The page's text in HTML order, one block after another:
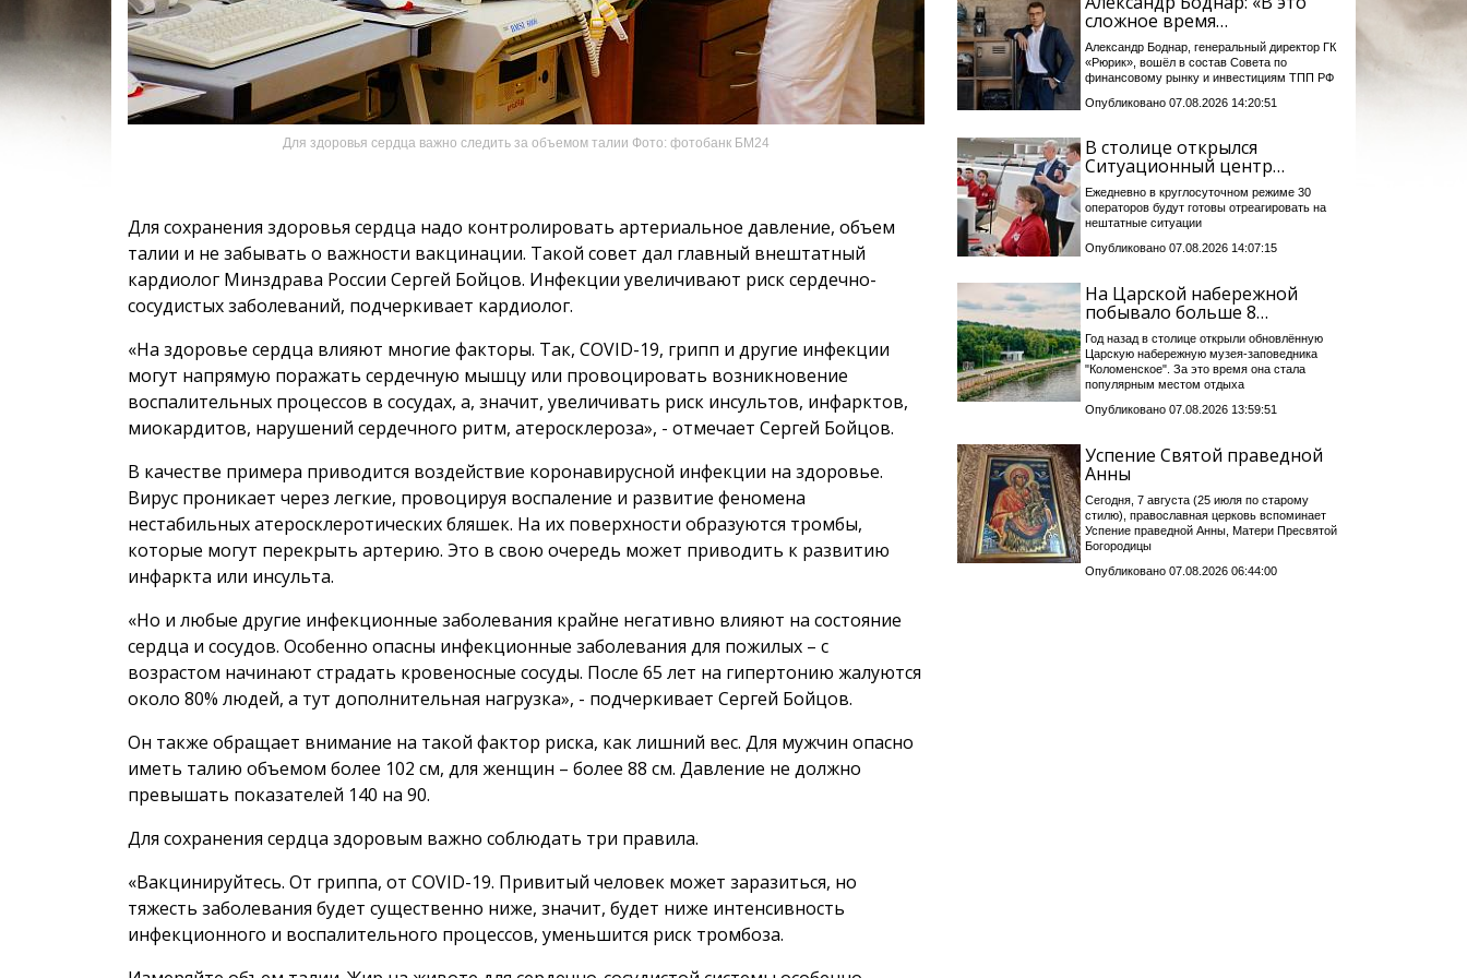
Для здоровья сердца важно следить за объемом талии Фото: фотобанк БМ24
Для сохранения здоровья сердца надо контролировать артериальное давление, объем
талии и не забывать о важности вакцинации. Такой совет дал главный внештатный
кардиолог Минздрава России Сергей Бойцов. Инфекции увеличивают риск сердечно-
сосудистых заболеваний, подчеркивает кардиолог.
«На здоровье сердца влияют многие факторы. Так, COVID-19, грипп и другие инфекции
могут напрямую поражать сердечную мышцу или провоцировать возникновение
воспалительных процессов в сосудах, а, значит, увеличивать риск инсультов, инфарктов,
миокардитов, нарушений сердечного ритм, атеросклероза», - отмечает Сергей Бойцов.
В качестве примера приводится воздействие коронавирусной инфекции на здоровье.
Вирус проникает через легкие, провоцируя воспаление и развитие феномена
нестабильных атеросклеротических бляшек. На их поверхности образуются тромбы,
которые могут перекрыть артерию. Это в свою очередь может приводить к развитию
инфаркта или инсульта.
«Но и любые другие инфекционные заболевания крайне негативно влияют на состояние
сердца и сосудов. Особенно опасны инфекционные заболевания для пожилых – с
возрастом начинают страдать кровеносные сосуды. После 65 лет на гипертонию жалуются
около 80% людей, а тут дополнительная нагрузка», - подчеркивает Сергей Бойцов.
Он также обращает внимание на такой фактор риска, как лишний вес. Для мужчин опасно
иметь талию объемом более 102 см, для женщин – более 88 см. Давление не должно
превышать показателей 140 на 90.
Для сохранения сердца здоровым важно соблюдать три правила.
«Вакцинируйтесь. От гриппа, от COVID-19. Привитый человек может заразиться, но
тяжесть заболевания будет существенно ниже, значит, будет ниже интенсивность
инфекционного и воспалительного процессов, уменьшится риск тромбоза.
сложное время…
Александр Боднар, генеральный директор ГК
«Рюрик», вошёл в состав Совета по
финансовому рынку и инвестициям ТПП РФ
Опубликовано 07.08.2026 14:20:51
В столице открылся
Ситуационный центр…
Ежедневно в круглосуточном режиме 30
операторов будут готовы отреагировать на
нештатные ситуации
Опубликовано 07.08.2026 14:07:15
На Царской набережной
побывало больше 8…
Год назад в столице открыли обновлённую
Царскую набережную музея-заповедника
"Коломенское". За это время она стала
популярным местом отдыха
Опубликовано 07.08.2026 13:59:51
Успение Святой праведной
Анны
Сегодня, 7 августа (25 июля по старому
стилю), православная церковь вспоминает
Успение праведной Анны, Матери Пресвятой
Богородицы
Опубликовано 07.08.2026 06:44:00